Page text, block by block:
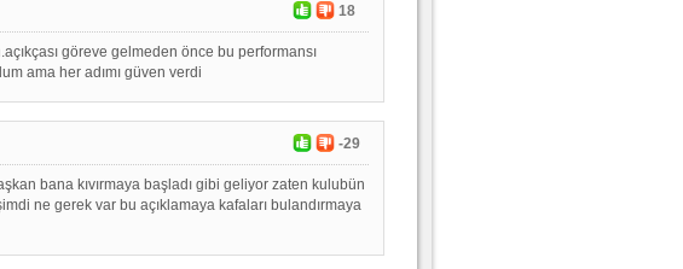
18
göreve gelmeden önce bu performansı
ama her adımı güven verdi
-29
bana kıvırmaya başladı gibi geliyor zaten kulubün
ne gerek var bu açıklamaya kafaları bulandırmaya